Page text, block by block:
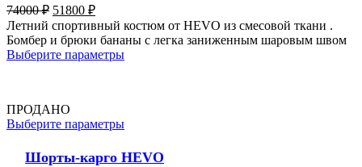
74000₽ 51800 ₽
Летний спортивный костюм от HEVO из смесовой ткани .
Бомбер и брюки бананы с легка заниженным шаровым швом
Выберите параметры
ПРОДАНО
Выберите параметры
Шорты-карго HEVO